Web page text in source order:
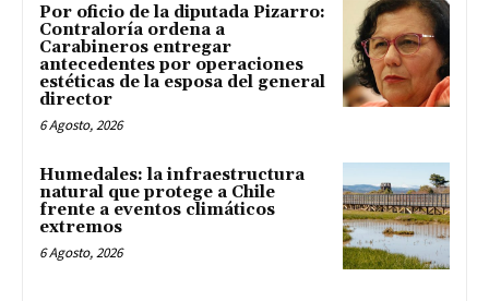
Por oficio de la diputada Pizarro:
Contraloría ordena a
Carabineros entregar
antecedentes por operaciones
estéticas de la esposa del general
director
6 Agosto, 2026
Humedales: la infraestructura
natural que protege a Chile
frente a eventos climáticos
extremos
6 Agosto, 2026